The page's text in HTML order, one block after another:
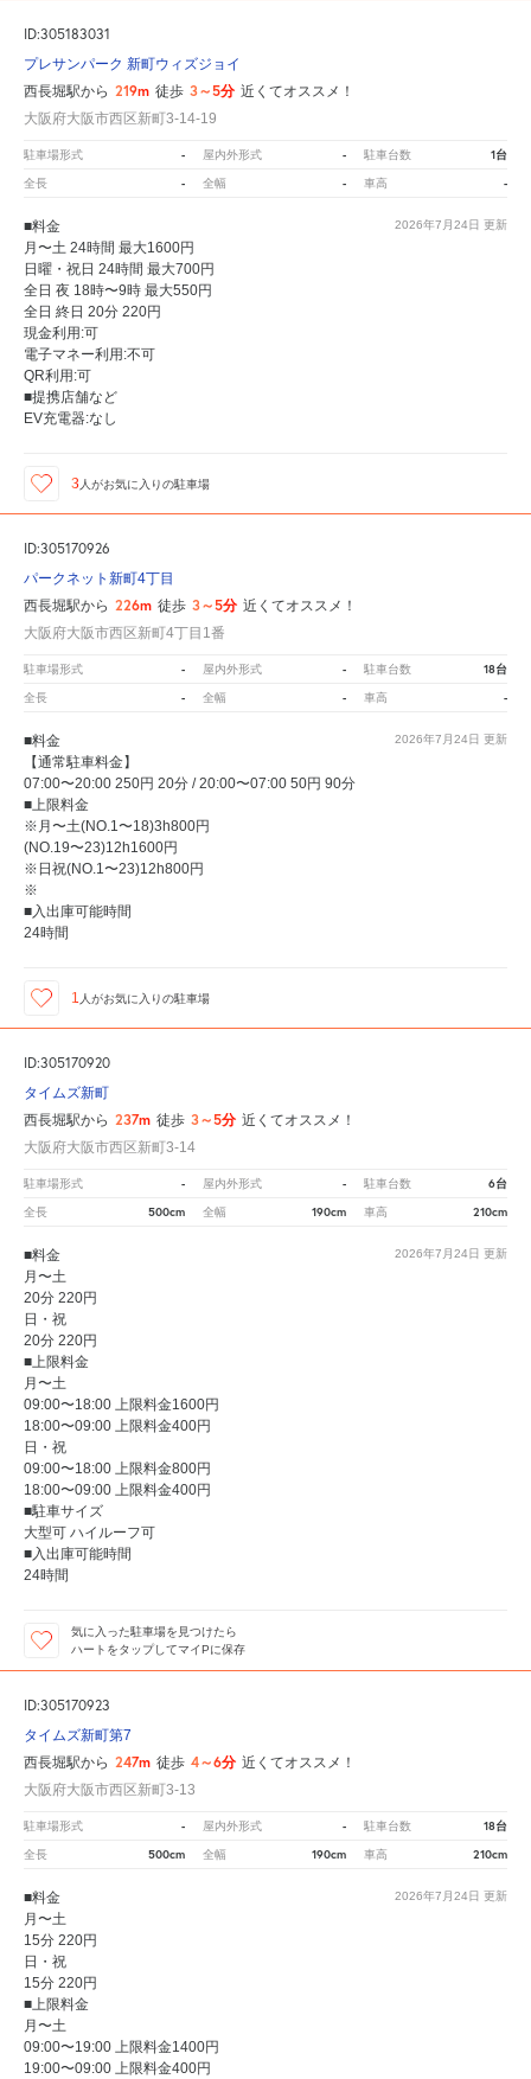
ID:305183031
プレサンパーク 新町ウィズジョイ
西長堀駅から 219m 徒歩 3～5分 近くてオススメ！
大阪府大阪市西区新町3-14-19
駐車場形式 - 屋内外形式 - 駐車台数 1台
全長 - 全幅 - 車高 -
2026年7月24日 更新
■料金
月〜土 24時間 最大1600円
日曜・祝日 24時間 最大700円
全日 夜 18時〜9時 最大550円
全日 終日 20分 220円
現金利用:可
電子マネー利用:不可
QR利用:可
■提携店舗など
EV充電器:なし
3人がお気に入りの駐車場
ID:305170926
パークネット新町4丁目
西長堀駅から 226m 徒歩 3～5分 近くてオススメ！
大阪府大阪市西区新町4丁目1番
駐車場形式 - 屋内外形式 - 駐車台数 18台
全長 - 全幅 - 車高 -
2026年7月24日 更新
■料金
【通常駐車料金】
07:00〜20:00 250円 20分 / 20:00〜07:00 50円 90分
■上限料金
※月〜土(NO.1〜18)3h800円
(NO.19〜23)12h1600円
※日祝(NO.1〜23)12h800円
※
■入出庫可能時間
24時間
1 人がお気に入りの駐車場
ID:305170920
タイムズ新町
西長堀駅から 237m 徒歩 3～5分 近くてオススメ！
大阪府大阪市西区新町3-14
駐車場形式 - 屋内外形式 - 駐車台数 6台
全長 500cm 全幅 190cm 車高 210cm
2026年7月24日 更新
■料金
月〜土
20分 220円
日・祝
20分 220円
■上限料金
月〜土
09:00〜18:00 上限料金1600円
18:00〜09:00 上限料金400円
日・祝
09:00〜18:00 上限料金800円
18:00〜09:00 上限料金400円
■駐車サイズ
大型可 ハイルーフ可
■入出庫可能時間
24時間
気に入った駐車場を見つけたら
ハートをタップしてマイPに保存
ID:305170923
タイムズ新町第7
西長堀駅から 247m 徒歩 4～6分 近くてオススメ！
大阪府大阪市西区新町3-13
駐車場形式 - 屋内外形式 - 駐車台数 18台
全長 500cm 全幅 190cm 車高 210cm
2026年7月24日 更新
■料金
月〜土
15分 220円
日・祝
15分 220円
■上限料金
月〜土
09:00〜19:00 上限料金1400円
19:00〜09:00 上限料金400円